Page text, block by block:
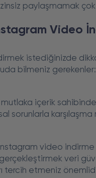
paylaşmamak
Video
istediğinizde
bilmeniz gerekenler:
içerik sahibinden
sorunlarla
video indirme
veri
tercih etmeniz